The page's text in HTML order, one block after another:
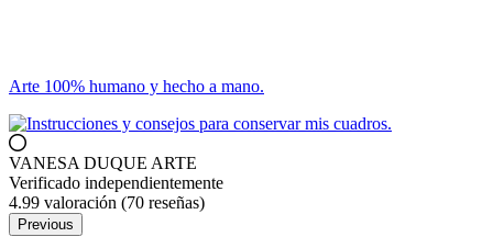
Arte 100% humano y hecho a mano.
VANESA DUQUE ARTE
Verificado independientemente
4.99 valoración (70 reseñas)
Previous